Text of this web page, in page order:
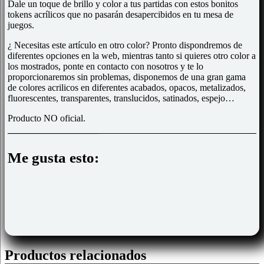
Dale un toque de brillo y color a tus partidas con estos bonitos
tokens acrílicos que no pasarán desapercibidos en tu mesa de
juegos.
¿ Necesitas este artículo en otro color? Pronto dispondremos de
diferentes opciones en la web, mientras tanto si quieres otro color a
los mostrados, ponte en contacto con nosotros y te lo
proporcionaremos sin problemas, disponemos de una gran gama
de colores acrilicos en diferentes acabados, opacos, metalizados,
fluorescentes, transparentes, translucidos, satinados, espejo…
Producto NO oficial.
Me gusta esto:
Productos relacionados